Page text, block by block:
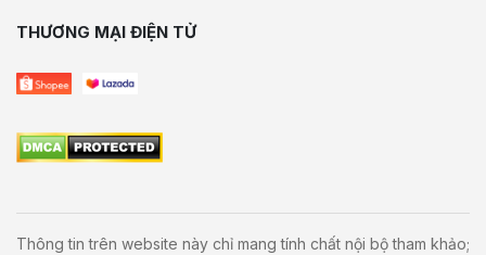
THƯƠNG MẠI ĐIỆN TỬ
Thông tin trên website này chỉ mang tính chất nội bộ tham khảo;